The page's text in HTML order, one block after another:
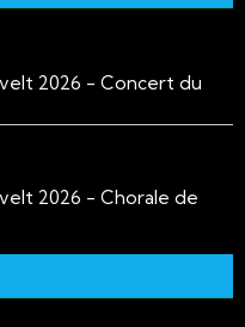
2026 - Concert du
2026 - Chorale de